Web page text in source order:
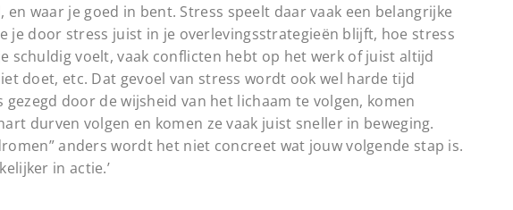
waar je goed in bent. Stress speelt daar vaak een belangrijke
je door stress juist in je overlevingsstrategieën blijft, hoe stress
voelt, vaak conflicten hebt op het werk of juist altijd
doet, etc. Dat gevoel van stress wordt ook wel harde tijd
door de wijsheid van het lichaam te volgen, komen
durven volgen en komen ze vaak juist sneller in beweging.
anders wordt het niet concreet wat jouw volgende stap is.
in actie.’